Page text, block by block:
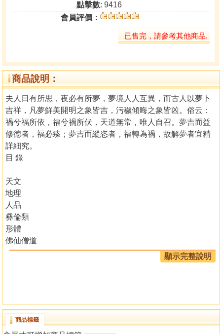
點擊數: 9416
會員評價：
已售完，請參考其他商品.
商品說明：
夫人日有所思，夜必有所夢，夢境人人互異，而古人以夢卜
吉祥，凡夢鮮美開明之象皆吉，污穢傾晦之象皆凶。俗云：
禍兮福所依，福兮禍所伏，天道無常，唯人自召。夢吉而益
修德者，福必臻；夢吉而縱恣者，福轉為禍，故解夢者宜精
詳細究。
目 錄
天文
地理
人品
彝倫類
形體
佛仙僧道
神鬼
禽總
獸群
顯示完整說明
商品標籤